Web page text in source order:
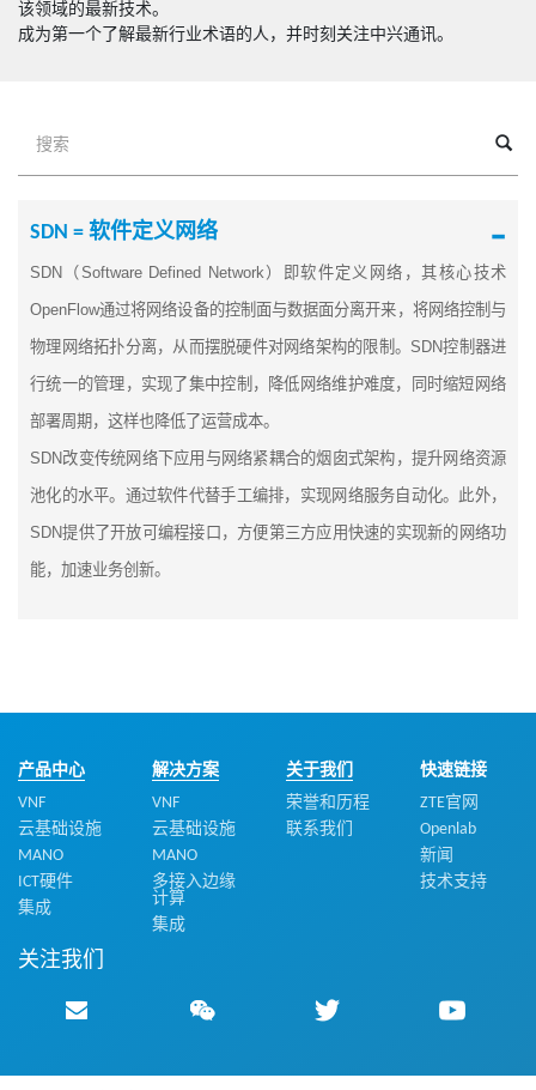
该领域的最新技术。
成为第一个了解最新行业术语的人，并时刻关注中兴通讯。
SDN = 软件定义网络
SDN （ Software Defined Network）即软件定义网络，其核心技术
OpenFlow通过将网络设备的控制面与数据面分离开来，将网络控制与
物理网络拓扑分离，从而摆脱硬件对网络架构的限制。 SDN控制器进
行统一的管理，实现了集中控制，降低网络维护难度，同时缩短网络
部署周期，这样也降低了运营成本。
SDN改变传统网络下应用与网络紧耦合的烟囱式架构，提升网络资源
池化的水平。通过软件代替手工编排，实现网络服务自动化。此外，
SDN提供了开放可编程接口，方便第三方应用快速的实现新的网络功
能，加速业务创新。
产品中心
VNF
云基础设施
MANO
ICT硬件
集成
解决方案
VNF
云基础设施
MANO
多接入边缘
计算
集成
关于我们
荣誉和历程
联系我们
快速链接
ZTE官网
Openlab
新闻
技术支持
关注我们